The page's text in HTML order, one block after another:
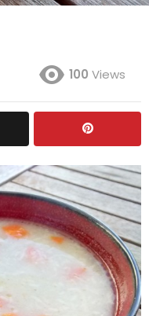
100 Views